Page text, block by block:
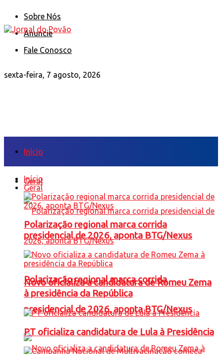
Sobre Nós
Anuncie
Fale Conosco
sexta-feira, 7 agosto, 2026
Início
Geral
Polarização regional marca corrida
presidencial de 2026, aponta BTG/Nexus
Início
Geral
Polarização regional marca corrida
presidencial de 2026, aponta BTG/Nexus
Novo oficializa a candidatura de Romeu Zema
à presidência da República
PT oficializa candidatura de Lula à Presidência